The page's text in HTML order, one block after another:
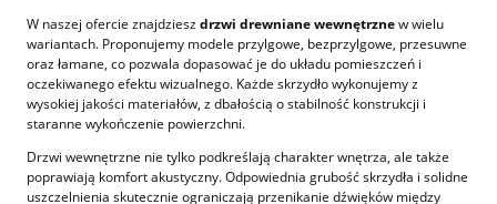
W naszej ofercie znajdzieszdrzwi drewniane wewnętrznew wielu
wariantach. Proponujemy modele przylgowe, bezprzylgowe, przesuwne
oraz łamane, co pozwala dopasować je do układu pomieszczeń i
oczekiwanego efektu wizualnego. Każde skrzydło wykonujemy z
wysokiej jakości materiałów, z dbałością o stabilność konstrukcji i
staranne wykończenie powierzchni.
Drzwi wewnętrzne nie tylko podkreślają charakter wnętrza, ale także
poprawiają komfort akustyczny. Odpowiednia grubość skrzydła i solidne
uszczelnienia skutecznie ograniczają przenikanie dźwięków między